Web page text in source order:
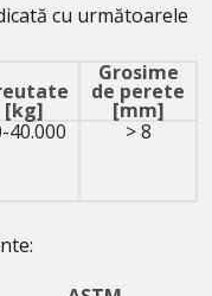
cu următoarele
[kg]
Grosime
de perete
[mm]
40.000
> 8